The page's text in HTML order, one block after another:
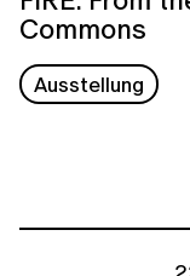
Commons
Ausstellung